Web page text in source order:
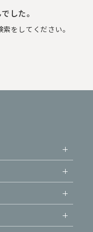
した。
をしてください。